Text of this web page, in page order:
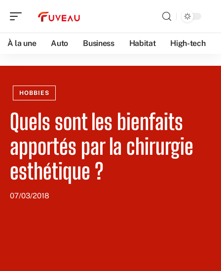
À la une Auto Business Habitat High-tech
HOBBIES
Quels sont les bienfaits
apportés par la chirurgie
esthétique ?
07/03/2018